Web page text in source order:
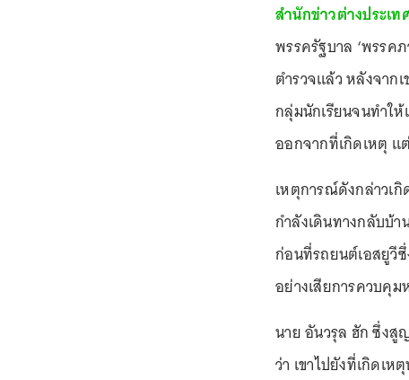
สำนักข่าวต่างประเท
พรรครัฐบาล ‘พรรค
ตำรวจแล้ว หลังจาก
กลุ่มนักเรียนจนทำใ
ออกจากที่เกิดเหตุ แ
เหตุการณ์ดังกล่าวเกิ
กำลังเดินทางกลับบ้
ก่อนที่รถยนต์เอสยูวีซึ่
อย่างเสียการควบคุ
นาย อันวรุล ฮัก ซึ่งสู
ว่า เขาไปยังที่เกิดเ